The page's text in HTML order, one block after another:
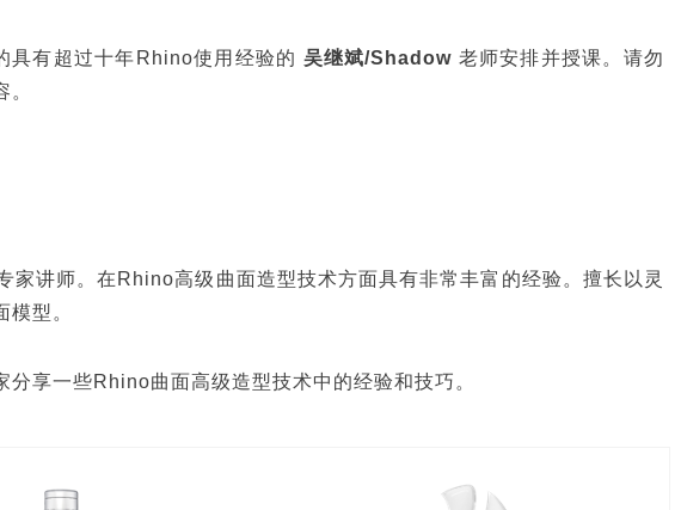
具有超过十年Rhino使用经验的 吴继斌/Shadow 老师安排并授课。请勿
家讲师。在Rhino高级曲面造型技术方面具有非常丰富的经验。擅长以灵
型。
享一些Rhino曲面高级造型技术中的经验和技巧。